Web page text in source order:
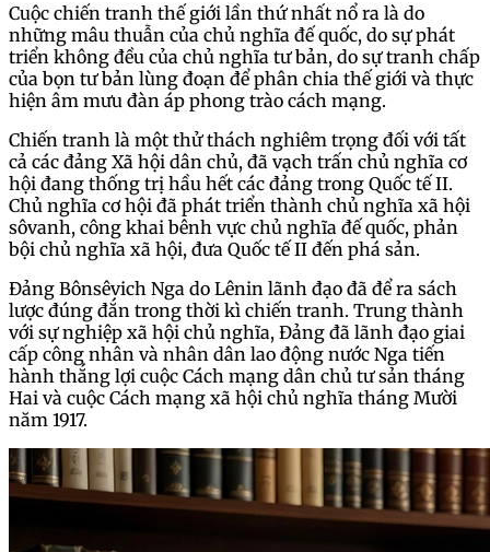
Cuộc chiến tranh thế giới lần thứ nhất nổ ra là do
những mâu thuẫn của chủ nghĩa đế quốc, do sự phát
triển không đều của chủ nghĩa tư bản, do sự tranh chấp
của bọn tư bản lùng đoạn để phân chia thế giới và thực
hiện âm mưu đàn áp phong trào cách mạng.
Chiến tranh là một thử thách nghiêm trọng đối với tất
cả các đảng Xã hội dân chủ, đã vạch trấn chủ nghĩa cơ
hội đang thống trị hầu hết các đảng trong Quốc tế II.
Chủ nghĩa cơ hội đã phát triển thành chủ nghĩa xã hội
sôvanh, công khai bênh vực chủ nghĩa đế quốc, phản
bội chủ nghĩa xã hội, đưa Quốc tế II đến phá sản.
Đảng Bônsêvich Nga do Lênin lãnh đạo đã để ra sách
lược đúng đắn trong thời kì chiến tranh. Trung thành
với sự nghiệp xã hội chủ nghĩa, Đảng đã lãnh đạo giai
cấp công nhân và nhân dân lao động nước Nga tiến
hành thắng lợi cuộc Cách mạng dân chủ tư sản tháng
Hai và cuộc Cách mạng xã hội chủ nghĩa tháng Mười
năm 1917.